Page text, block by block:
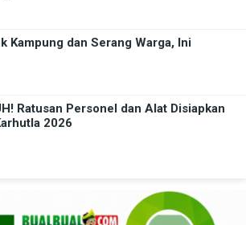
Kampung dan Serang Warga, Ini
Ratusan Personel dan Alat Disiapkan
2026